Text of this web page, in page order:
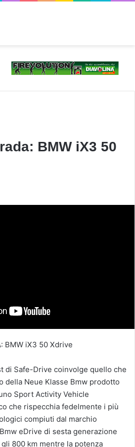
BMW iX3 50
BMW iX3 50 Xdrive
di Safe-Drive coinvolge quello che
della Neue Klasse Bmw prodotto
Sport Activity Vehicle
che rispecchia fedelmente i più
compiuti dal marchio
eDrive di sesta generazione
gli 800 km mentre la potenza